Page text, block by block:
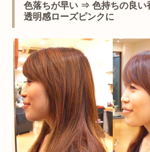
色落ちが早い ⇒ 色持ちの良い
透明感ローズピンクに